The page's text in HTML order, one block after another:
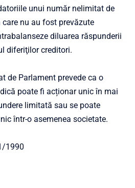
unui număr nelimitat de
nu au fost prevăzute
diluarea răspunderii
diferiţilor creditori.
de Parlament prevede ca o
poate fi acționar unic în mai
limitată sau se poate
într-o asemenea societate.
1990